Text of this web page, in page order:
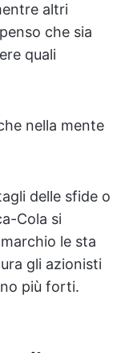
altri
che sia
quali
nella mente
delle sfide o
Cola si
le sta
gli azionisti
più forti.